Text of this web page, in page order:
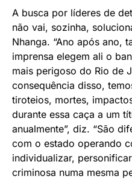
A busca por líderes de
não vai, sozinha,
Nhanga. “Ano após ano,
imprensa elegem ali o
mais perigoso do Rio de
consequência disso,
tiroteios, mortes,
durante essa caça a um
anualmente”, diz. “São
com o estado operando
individualizar,
criminosa numa mesma